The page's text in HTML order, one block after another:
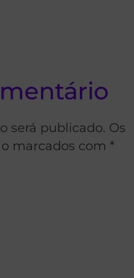
será publicado. Os
marcados com *